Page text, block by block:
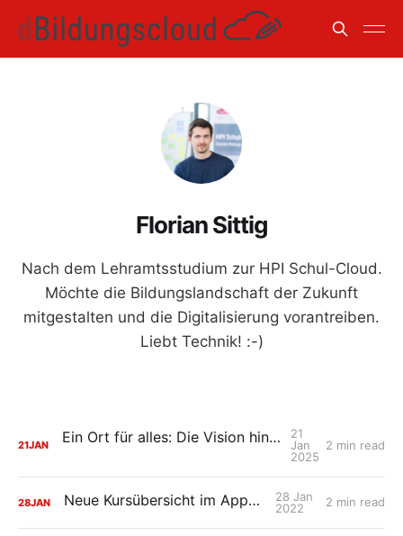
Florian Sittig
Nach dem Lehramtsstudium zur HPI Schul-Cloud.
Möchte die Bildungslandschaft der Zukunft
mitgestalten und die Digitalisierung vorantreiben.
Liebt Technik! :-)
21JAN Ein Ort für alles: Die Vision hinter "Räumen"
21
Jan
2025
2 min read
28JAN Neue Kursübersicht im App-Design
28 Jan
2022
2 min read